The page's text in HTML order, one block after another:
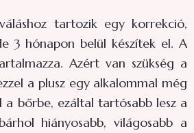
tartozik egy korrekció,
3 hónapon belül készítek el. A
Azért van szükség a
a plusz egy alkalommal még
bőrbe, ezáltal tartósabb lesz a
hiányosabb, világosabb a